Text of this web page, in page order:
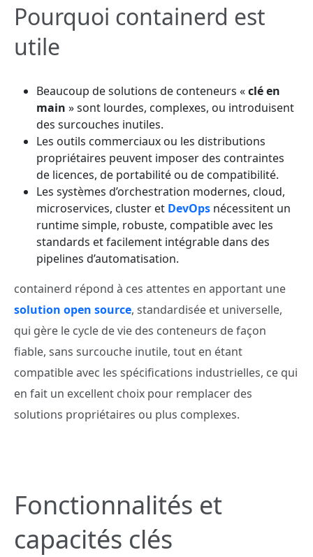
Pourquoi containerd est
utile
Beaucoup de solutions de conteneurs «clé en
main » sont lourdes, complexes, ou introduisent
des surcouches inutiles.
Les outils commerciaux ou les distributions
propriétaires peuvent imposer des contraintes
de licences, de portabilité ou de compatibilité.
Les systèmes d’orchestration modernes, cloud,
microservices, cluster et DevOps nécessitent un
runtime simple, robuste, compatible avec les
standards et facilement intégrable dans des
pipelines d’automatisation.
containerd répond à ces attentes en apportant une
solution open source, standardisée et universelle,
qui gère le cycle de vie des conteneurs de façon
fiable, sans surcouche inutile, tout en étant
compatible avec les spécifications industrielles, ce qui
en fait un excellent choix pour remplacer des
solutions propriétaires ou plus complexes.
Fonctionnalités et
capacités clés